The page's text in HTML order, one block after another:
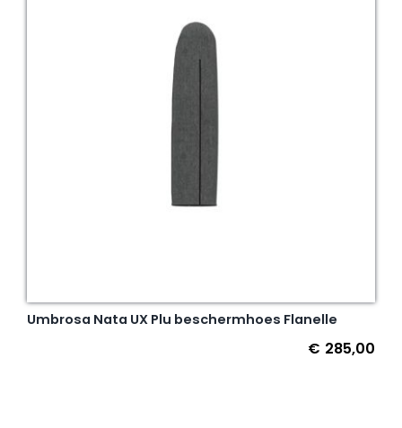
Umbrosa Nata UX Plu beschermhoes Flanelle
€ 285,00